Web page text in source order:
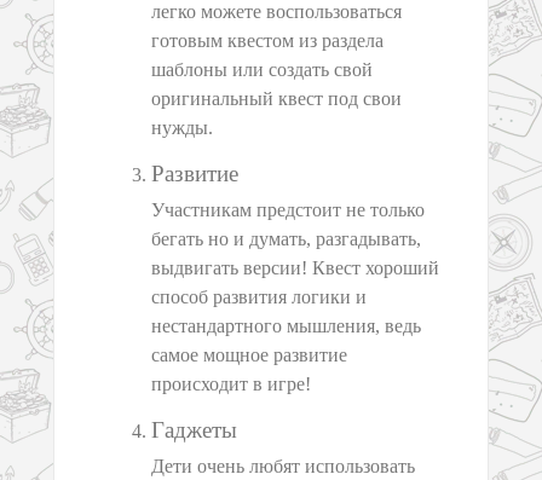
легко можете воспользоваться
готовым квестом из раздела
шаблоны или создать свой
оригинальный квест под свои
нужды.
Развитие
Участникам предстоит не только
бегать но и думать, разгадывать,
выдвигать версии! Квест хороший
способ развития логики и
нестандартного мышления, ведь
самое мощное развитие
происходит в игре!
Гаджеты
Дети очень любят использовать